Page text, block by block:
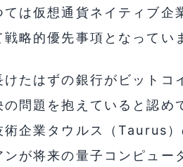
は仮想通貨ネイティブ企
略的優先事項となってい
けたはずの銀行がビットコ
問題を抱えていると認め
企業タウルス（Taurus
が将来の量子コンピュー